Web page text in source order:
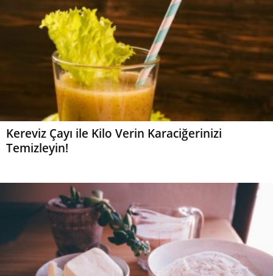
Kereviz Çayı ile Kilo Verin Karaciğerinizi
Temizleyin!